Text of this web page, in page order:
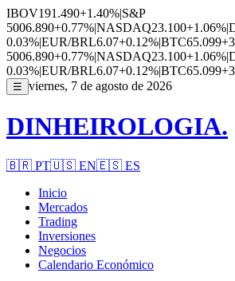
IBOV191.490+1.40%|S&P
5006.890+0.77%|NASDAQ23.100+1.06%|
0.03%|EUR/BRL6.07+0.12%|BTC65.099
5006.890+0.77%|NASDAQ23.100+1.06%|
0.03%|EUR/BRL6.07+0.12%|BTC65.099
☰ viernes, 7 de agosto de 2026
DINHEIROLOGIA.
🇧🇷 PT🇺🇸 EN🇪🇸 ES
Inicio
Mercados
Trading
Inversiones
Negocios
Calendario Económico